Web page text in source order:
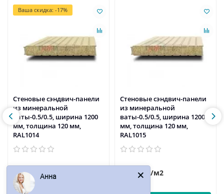
Ваша скидка: -17%
Стеновые сэндвич-панели
из минеральной
ваты-0.5/0.5, ширина 1200
мм, толщина 120 мм,
RAL1014
2204р. 1829р.
Стеновые сэндвич-панели
из минеральной
ваты-0.5/0.5, ширина 1200
мм, толщина 120 мм,
RAL1015
1833р. /м2
Анна